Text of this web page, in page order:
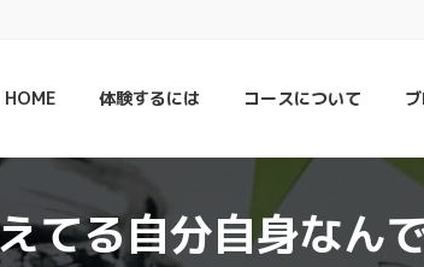
HOME 体験するには コースについて
てる自分自身なん